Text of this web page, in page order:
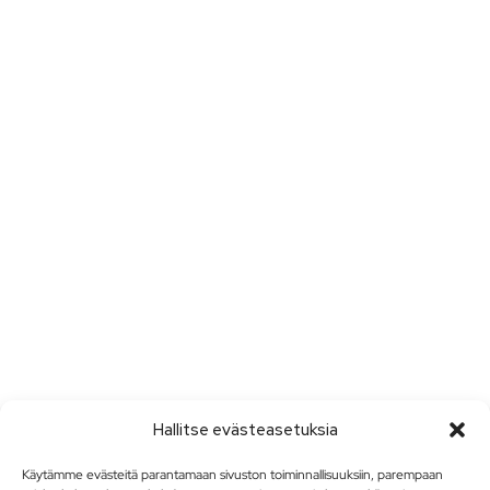
Hallitse evästeasetuksia
Käytämme evästeitä parantamaan sivuston toiminnallisuuksiin, parempaan